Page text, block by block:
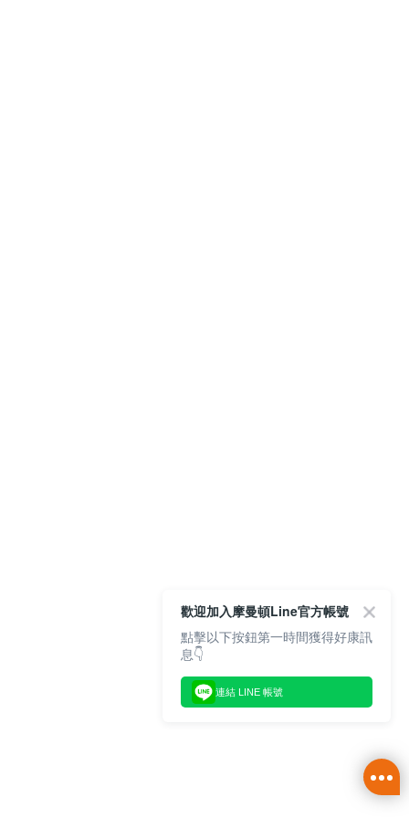
歡迎加入摩曼頓Line官方帳號
點擊以下按鈕第一時間獲得好康訊
息👇
連結 LINE 帳號